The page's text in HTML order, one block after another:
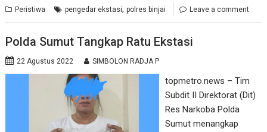
Peristiwa pengedar ekstasi,polres binjai Leave a comment
Polda Sumut Tangkap Ratu Ekstasi
22 Agustus 2022 SIMBOLON RADJA P
topmetro.news – Tim
Subdit II Direktorat (Dit)
Res Narkoba Polda
Sumut menangkap